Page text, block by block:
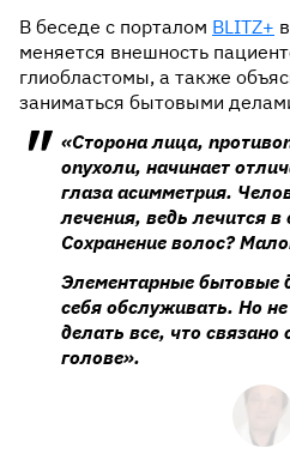
В беседе с порталом BLITZ+
меняется внешность
глиобластомы, а также
заниматься бытовыми
«Сторона лица,
опухоли, начинает
глаза асимметрия.
лечения, ведь лечится
Сохранение волос?
Элементарные бытовые
себя обслуживать. Но
делать все, что
голове».